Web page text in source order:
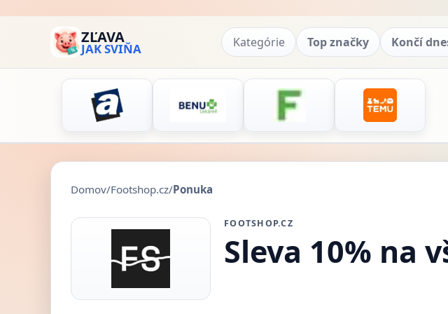
ZĽAVA
JAK SVIŇA Kategórie Top značky Končí
Domov/Footshop.cz/Ponuka
FOOTSHOP.CZ
Sleva 10% na